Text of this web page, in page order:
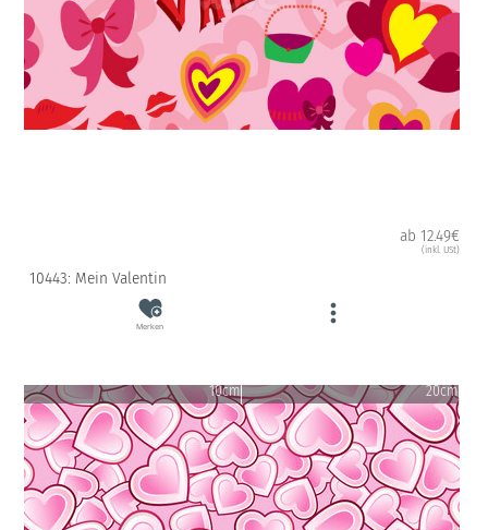
ab 12.49€
(inkl. USt)
10443: Mein Valentin
Merken
10cm 20cm